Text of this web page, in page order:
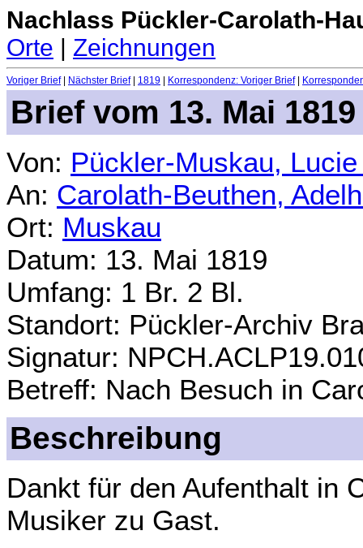
Nachlass Pückler-Carolath-
Orte | Zeichnungen
Voriger Brief| Nächster Brief| 1819 Korrespondenz: Voriger Brief|
Brief vom 13. Mai 1819
Von: Pückler-Muskau,
An: Carolath-Beuthen,
Ort: Muskau
Datum: 13. Mai 1819
Umfang: 1 Br. 2 Bl.
Standort: Pückler-Archiv
Signatur:
Betreff: Nach Besuch in
Beschreibung
Dankt für den Aufenthalt in
Musiker zu Gast.